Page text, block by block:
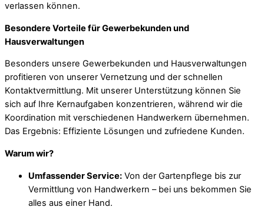
verlassen können.
Besondere Vorteile für Gewerbekunden und
Hausverwaltungen
Besonders unsere Gewerbekunden und Hausverwaltungen
profitieren von unserer Vernetzung und der schnellen
Kontaktvermittlung. Mit unserer Unterstützung können Sie
sich auf Ihre Kernaufgaben konzentrieren, während wir die
Koordination mit verschiedenen Handwerkern übernehmen.
Das Ergebnis: Effiziente Lösungen und zufriedene Kunden.
Warum wir?
Umfassender Service: Von der Gartenpflege bis zur
Vermittlung von Handwerkern – bei uns bekommen Sie
alles aus einer Hand.